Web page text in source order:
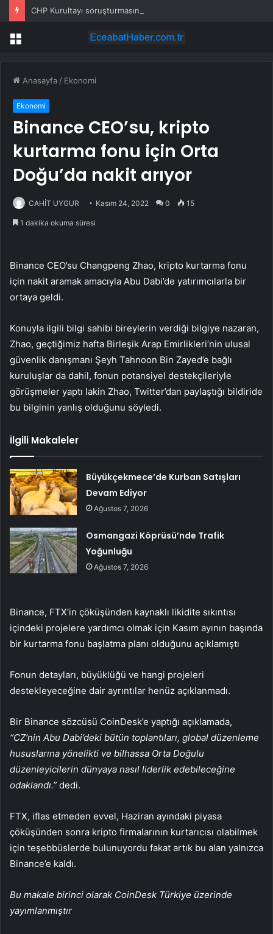
Menü
Anasayfa / Ekonomi
Ekonomi
Binance CEO’su, kripto
kurtarma fonu için Orta
Doğu’da nakit arıyor
CAHİT UYGUR Kasım 24, 2022 0 15
1 dakika okuma süresi
Binance CEO’su Changpeng Zhao, kripto kurtarma fonu
için nakit aramak amacıyla Abu Dabi’de yatırımcılarla bir
ortaya geldi.
Konuyla ilgili bilgi sahibi bireylerin verdiği bilgiye nazaran,
Zhao, geçtiğimiz hafta Birleşik Arap Emirlikleri’nin ulusal
güvenlik danışmanı Şeyh Tahnoon Bin Zayed’e bağlı
kuruluşlar da dahil, fonun potansiyel destekçileriyle
görüşmeler yaptı lakin Zhao, Twitter’dan paylaştığı bildiride
bu bilginin yanlış olduğunu söyledi.
İlgili Makaleler
Büyükçekmece’de Kurban Satışları
Devam Ediyor
Ağustos 7, 2026
Osmangazi Köprüsü’nde Trafik
Yoğunluğu
Ağustos 7, 2026
Binance, FTX’in çöküşünden kaynaklı likidite sıkıntısı
içindeki projelere yardımcı olmak için Kasım ayının başında
bir kurtarma fonu başlatma planı olduğunu açıklamıştı
Fonun detayları, büyüklüğü ve hangi projeleri
destekleyeceğine dair ayrıntılar henüz açıklanmadı.
Bir Binance sözcüsü CoinDesk’e yaptığı açıklamada,
“CZ’nin Abu Dabi’deki bütün toplantıları, global düzenleme
hususlarına yönelikti ve bilhassa Orta Doğulu
düzenleyicilerin dünyaya nasıl liderlik edebileceğine
odaklandı.” dedi.
FTX, iflas etmeden evvel, Haziran ayındaki piyasa
çöküşünden sonra kripto firmalarının kurtarıcısı olabilmek
için teşebbüslerde bulunuyordu fakat artık bu alan yalnızca
Binance’e kaldı.
Bu makale birinci olarak CoinDesk Türkiye üzerinde
yayımlanmıştır